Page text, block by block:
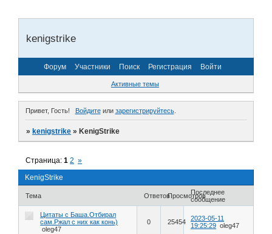
kenigstrike
Форум Участники Поиск Регистрация Войти
Активные темы
Привет, Гость! Войдитеили зарегистрируйтесь.
»kenigstrike »KenigStrike
KenigStrike
Страница:1 2 »
Тема ОтветовПросмотровПоследнее
сообщение
Цитаты с Баша.Отбирал
сам.Ржал с них как конь)
oleg47
0 25454
2023-05-11
19:25:29 oleg47